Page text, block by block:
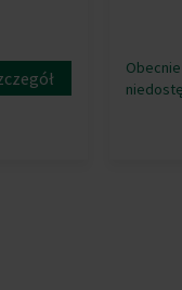
Obecnie